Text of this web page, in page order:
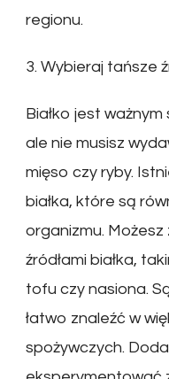
regionu.
3. Wybieraj tańsze
Białko jest
ale nie musisz
mięso czy ryby.
białka, które są
organizmu.
źródłami białka,
tofu czy nasiona.
łatwo znaleźć w
spożywczych.